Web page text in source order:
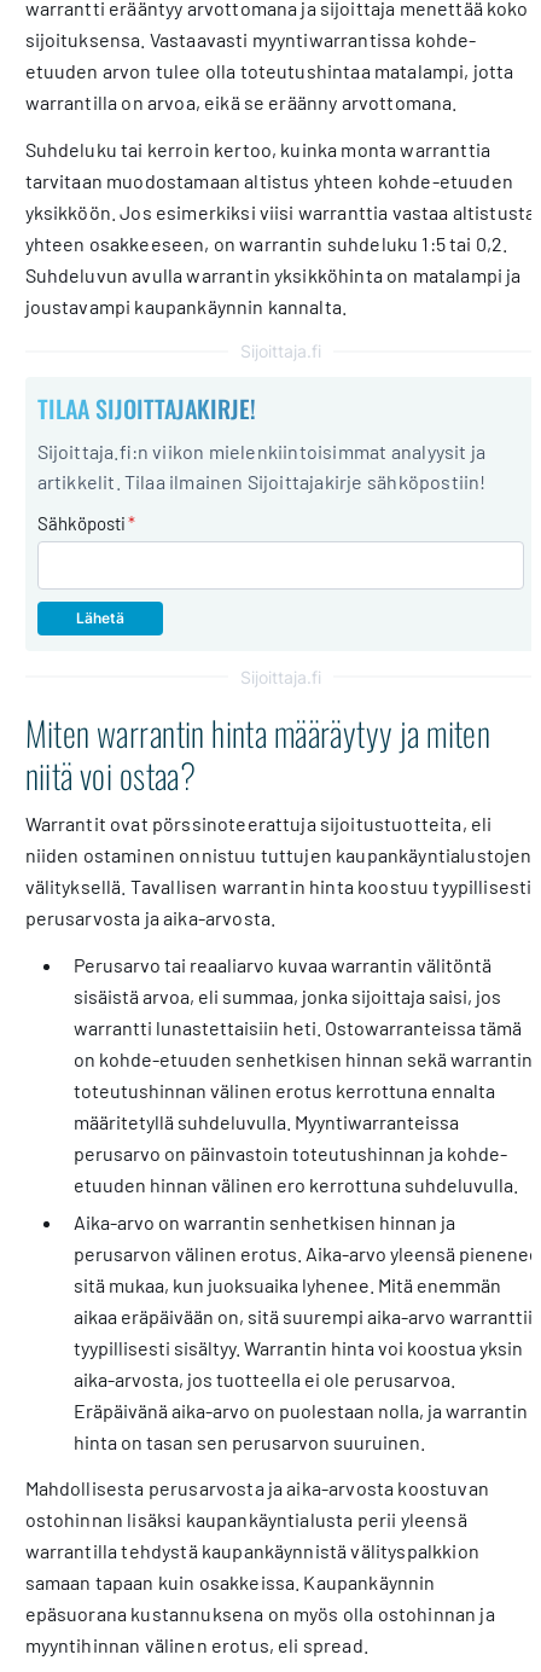
warrantti erääntyy arvottomana ja sijoittaja menettää koko
sijoituksensa. Vastaavasti myyntiwarrantissa kohde-
etuuden arvon tulee olla toteutushintaa matalampi, jotta
warrantilla on arvoa, eikä se eräänny arvottomana.
Suhdeluku tai kerroin kertoo, kuinka monta warranttia
tarvitaan muodostamaan altistus yhteen kohde-etuuden
yksikköön. Jos esimerkiksi viisi warranttia vastaa altistusta
yhteen osakkeeseen, on warrantin suhdeluku 1:5 tai 0,2.
Suhdeluvun avulla warrantin yksikköhinta on matalampi ja
joustavampi kaupankäynnin kannalta.
Sijoittaja.fi
TILAA SIJOITTAJAKIRJE!
Sijoittaja.fi:n viikon mielenkiintoisimmat analyysit ja
artikkelit. Tilaa ilmainen Sijoittajakirje sähköpostiin!
Sähköposti*
Sijoittaja.fi
Miten warrantin hinta määräytyy ja miten
niitä voi ostaa?
Warrantit ovat pörssinoteerattuja sijoitustuotteita, eli
niiden ostaminen onnistuu tuttujen kaupankäyntialustojen
välityksellä. Tavallisen warrantin hinta koostuu tyypillisesti
perusarvosta ja aika-arvosta.
Perusarvo tai reaaliarvo kuvaa warrantin välitöntä
sisäistä arvoa, eli summaa, jonka sijoittaja saisi, jos
warrantti lunastettaisiin heti. Ostowarranteissa tämä
on kohde-etuuden senhetkisen hinnan sekä warrantin
toteutushinnan välinen erotus kerrottuna ennalta
määritetyllä suhdeluvulla. Myyntiwarranteissa
perusarvo on päinvastoin toteutushinnan ja kohde-
etuuden hinnan välinen ero kerrottuna suhdeluvulla.
Aika-arvo on warrantin senhetkisen hinnan ja
perusarvon välinen erotus. Aika-arvo yleensä pienenee
sitä mukaa, kun juoksuaika lyhenee. Mitä enemmän
aikaa eräpäivään on, sitä suurempi aika-arvo
tyypillisesti sisältyy. Warrantin hinta voi koostua yksin
aika-arvosta, jos tuotteella ei ole perusarvoa.
Eräpäivänä aika-arvo on puolestaan nolla, ja warrantin
hinta on tasan sen perusarvon suuruinen.
Mahdollisesta perusarvosta ja aika-arvosta koostuvan
ostohinnan lisäksi kaupankäyntialusta perii yleensä
warrantilla tehdystä kaupankäynnistä välityspalkkion
samaan tapaan kuin osakkeissa. Kaupankäynnin
epäsuorana kustannuksena on myös olla ostohinnan ja
myyntihinnan välinen erotus, eli spread.